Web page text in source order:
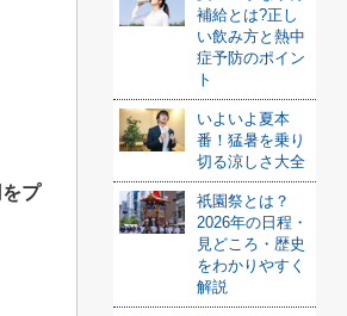
をプ
補給とは?正し
い飲み方と熱中
症予防のポイン
ト
いよいよ夏本
番！猛暑を乗り
切る涼しさ大全
祇園祭とは？
2026年の日程・
見どころ・歴史
をわかりやすく
解説